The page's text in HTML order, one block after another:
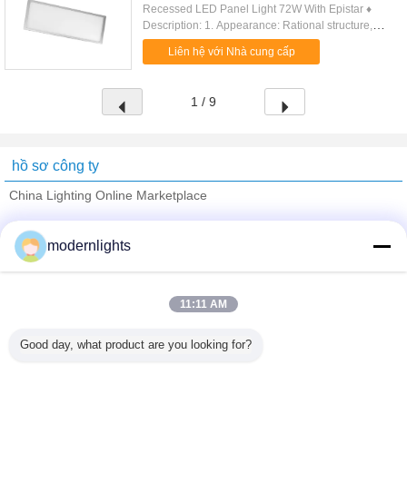
Recessed LED Panel Light 72W With Epistar ♦
Description: 1. Appearance: Rational structure,
modern design, scientific design of heat dissipation
and optics. High-level ....
Liên hệ với Nhà cung cấp
1 / 9
hồ sơ công ty
China Lighting Online Marketplace
Trust Seal
Verified Suplier
Tất cả sản phẩm
modernlights
11:11 AM
Good day, what product are you looking for?